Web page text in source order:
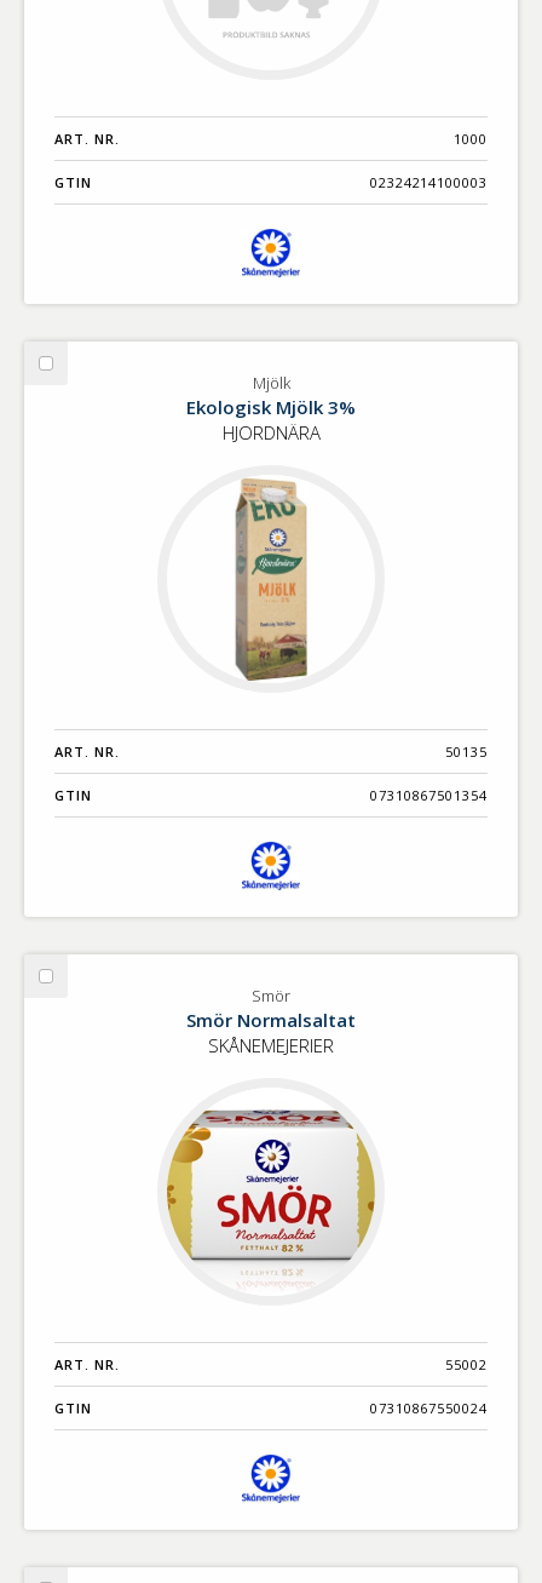
ART. NR. 1000
GTIN 02324214100003
Välj
Mjölk
Ekologisk Mjölk 3%
HJORDNÄRA
ART. NR. 50135
GTIN 07310867501354
Välj
Smör
Smör Normalsaltat
SKÅNEMEJERIER
ART. NR. 55002
GTIN 07310867550024